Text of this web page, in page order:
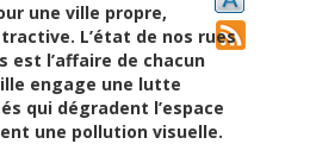
une ville propre,
L’état de nos rues
l’affaire de chacun
engage une lutte
qui dégradent l’espace
une pollution visuelle.